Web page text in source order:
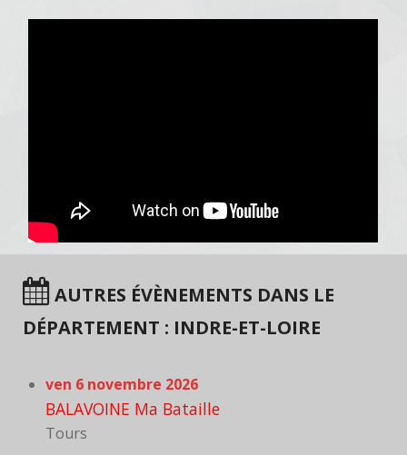
AUTRES ÉVÈNEMENTS DANS LE
DÉPARTEMENT : INDRE-ET-LOIRE
ven 6 novembre 2026
BALAVOINE Ma Bataille
Tours